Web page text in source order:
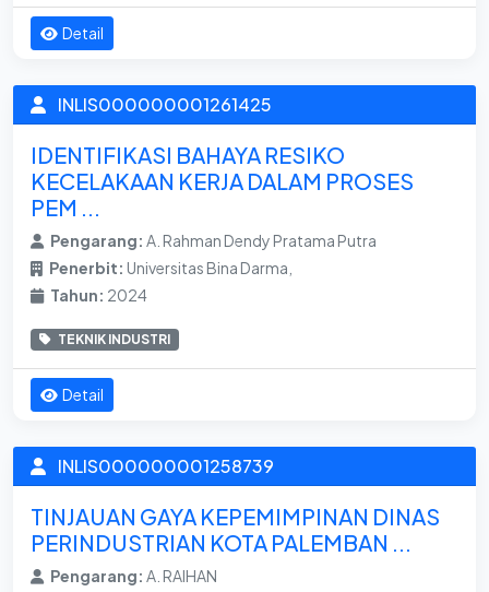
Detail
INLIS000000001261425
IDENTIFIKASI BAHAYA RESIKO
KECELAKAAN KERJA DALAM PROSES
PEM ...
Pengarang: A. Rahman Dendy Pratama Putra
Penerbit: Universitas Bina Darma,
Tahun: 2024
TEKNIK INDUSTRI
Detail
INLIS000000001258739
TINJAUAN GAYA KEPEMIMPINAN DINAS
PERINDUSTRIAN KOTA PALEMBAN ...
Pengarang: A. RAIHAN